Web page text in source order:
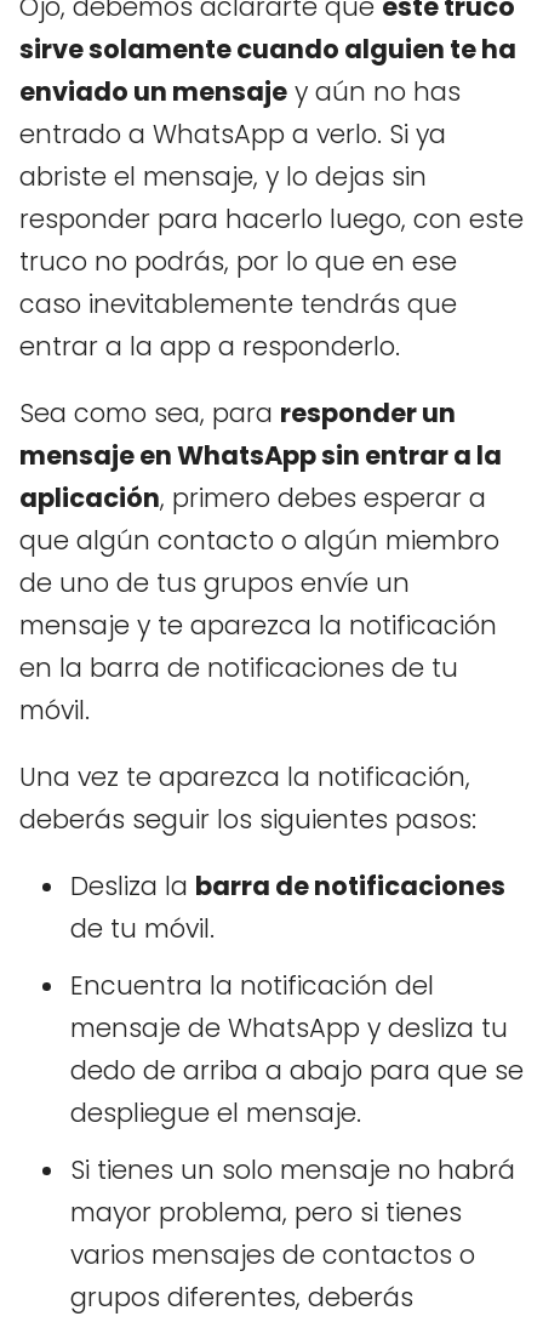
sirve solamente cuando alguien te ha
enviado un mensaje y aún no has
entrado a WhatsApp a verlo. Si ya
abriste el mensaje, y lo dejas sin
responder para hacerlo luego, con este
truco no podrás, por lo que en ese
caso inevitablemente tendrás que
entrar a la app a responderlo.
Sea como sea, para responder un
mensaje en WhatsApp sin entrar a la
aplicación, primero debes esperar a
que algún contacto o algún miembro
de uno de tus grupos envíe un
mensaje y te aparezca la notificación
en la barra de notificaciones de tu
móvil.
Una vez te aparezca la notificación,
deberás seguir los siguientes pasos:
Desliza la barra de notificaciones
de tu móvil.
Encuentra la notificación del
mensaje de WhatsApp y desliza tu
dedo de arriba a abajo para que se
despliegue el mensaje.
Si tienes un solo mensaje no habrá
mayor problema, pero si tienes
varios mensajes de contactos o
grupos diferentes, deberás